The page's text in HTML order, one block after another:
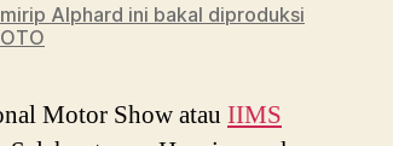
Alphard ini bakal diproduksi
Motor Show atau IIMS